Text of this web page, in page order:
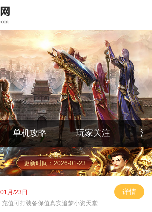
单机攻略 玩家关注 活
更新时间：2026-01-23
01月/23日
充值可打装备保值真实追梦小资天堂
详情